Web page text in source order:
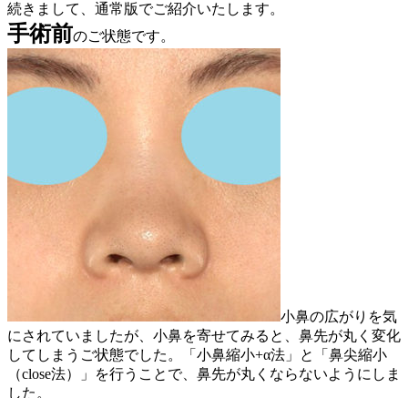
続きまして、通常版でご紹介いたします。
手術前のご状態です。
小鼻の広がりを気
にされていましたが、小鼻を寄せてみると、鼻先が丸く変化
してしまうご状態でした。「小鼻縮小+α法」と「鼻尖縮小
（close法）」を行うことで、鼻先が丸くならないようにしま
した。